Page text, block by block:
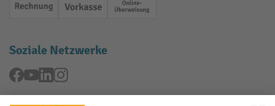
Rechnung Vorkasse Online-Überweisung
Soziale Netzwerke
Facebook
YouTubeLinkedInInstagram